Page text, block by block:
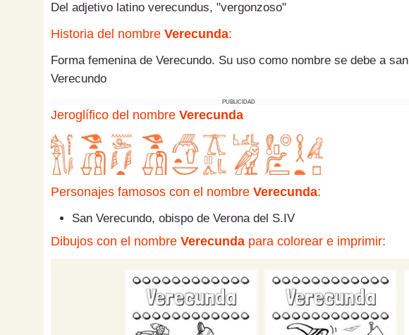
Del adjetivo latino verecundus, "vergonzoso"
Historia del nombre Verecunda:
Forma femenina de Verecundo. Su uso como nombre se debe a san
Verecundo
PUBLICIDAD
Jeroglífico del nombre Verecunda
Personajes famosos con el nombre Verecunda:
San Verecundo, obispo de Verona del S.IV
Dibujos con el nombre Verecunda para colorear e imprimir: